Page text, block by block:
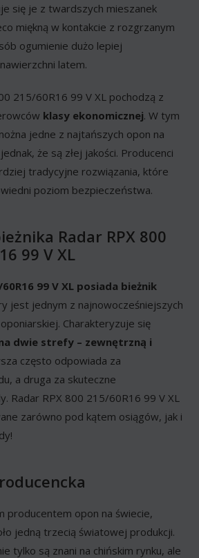
się je z twardszych mieszanek
miękną w kontakcie z rozgrzanym
ogumienie dużo lepiej
latem.
215/60R16 99 V XL pochodzą z
klasy ekonomicznej. W tym
jedne z najtańszych opon na
że są złej jakości. Producenci
tradycyjne rozwiązania, które
poziom bezpieczeństwa.
Radar RPX 800
99 V XL
60R16 99 V XL posiada bieżnik
jest jednym z najnowocześniejszych
Charakteryzuje się
dwie strefy – zewnętrzną i
często odpowiada za
a druga za skuteczne
Radar RPX 800 215/60R16 99 V XL
zarówno pod kątem osiągów, jak i
producentem opon na świecie,
jedną trzecią światowej produkcji.
tylko są znani na chińskim rynku, ale